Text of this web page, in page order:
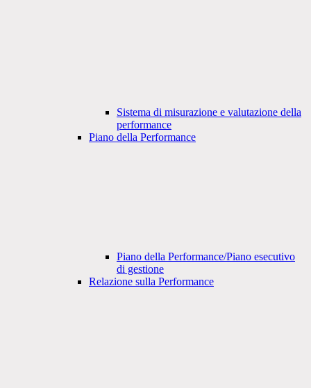
Sistema di misurazione e valutazione della
performance
Piano della Performance
Piano della Performance/Piano esecutivo
di gestione
Relazione sulla Performance